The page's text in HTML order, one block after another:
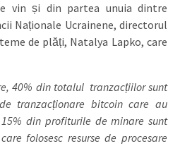
vin și din partea unuia dintre
Naționale Ucrainene, directorul
de plăți, Natalya Lapko, care
40% din totalul tranzacțiilor sunt
tranzacționare bitcoin care au
din profiturile de minare sunt
folosesc resurse de procesare